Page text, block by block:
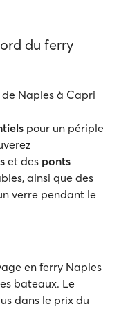
du ferry
Naples à Capri
pour un périple
et des ponts
ainsi que des
verre pendant le
en ferry Naples
bateaux. Le
dans le prix du